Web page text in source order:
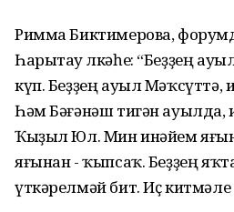
Римма Биктимерова,
Һарытау өлкәһе: “Беҙҙең
күп. Беҙҙең ауыл Мәҡсүттә,
Һәм Бәғәнәш тигән ауылда,
Ҡыҙыл Юл. Мин инәйем
яғынан - ҡыпсаҡ. Беҙҙең
үткәрелмәй бит. Иҫ